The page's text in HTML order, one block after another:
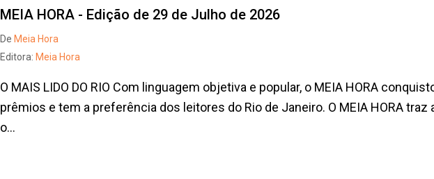
MEIA HORA - Edição de 29 de Julho de 2026
De Meia Hora
Editora: Meia Hora
O MAIS LIDO DO RIO Com linguagem objetiva e popular, o MEIA HORA
prêmios e tem a preferência dos leitores do Rio de Janeiro. O MEIA HORA traz
o...